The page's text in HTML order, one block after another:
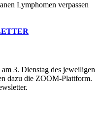
Lymphomen verpassen
3. Dienstag des jeweiligen
dazu die ZOOM-Plattform.